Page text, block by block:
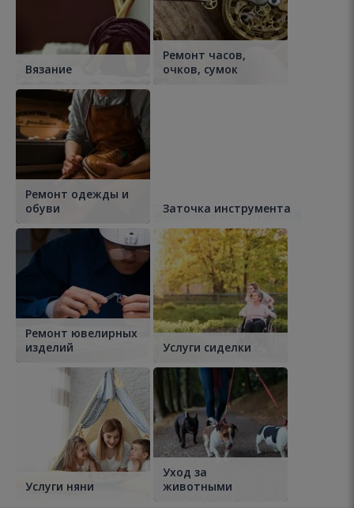
Вязание
Ремонт часов,
очков, сумок
Ремонт одежды и
обуви
Заточка инструмента
Ремонт ювелирных
изделий
Услуги сиделки
Услуги няни
Уход за
животными